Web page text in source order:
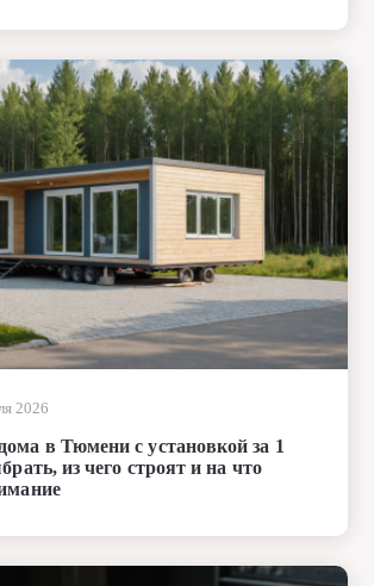
в Тюмени с установкой за 1
из чего строят и на что